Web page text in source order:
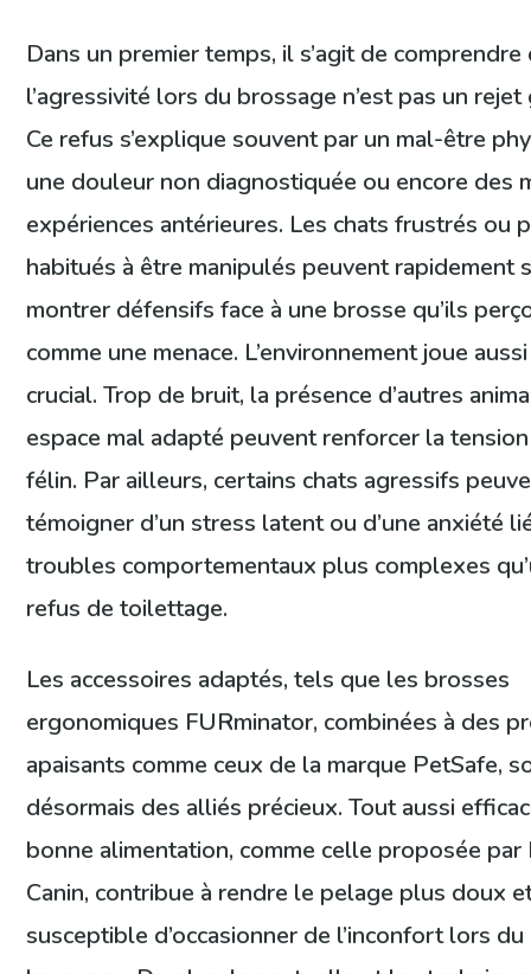
Dans un premier temps, il s’agit de comprendre
l’agressivité lors du brossage n’est pas un
Ce refus s’explique souvent par un mal-être
une douleur non diagnostiquée ou encore des
expériences antérieures. Les chats frustrés ou
habitués à être manipulés peuvent rapidement
montrer défensifs face à une brosse qu’ils
comme une menace. L’environnement joue
crucial. Trop de bruit, la présence d’autres
espace mal adapté peuvent renforcer la
félin. Par ailleurs, certains chats agressifs
témoigner d’un stress latent ou d’une anxiété
troubles comportementaux plus complexes
refus de toilettage.
Les accessoires adaptés, tels que les brosses
ergonomiques FURminator, combinées à des
apaisants comme ceux de la marque PetSafe,
désormais des alliés précieux. Tout aussi
bonne alimentation, comme celle proposée par
Canin, contribue à rendre le pelage plus doux
susceptible d’occasionner de l’inconfort lors du